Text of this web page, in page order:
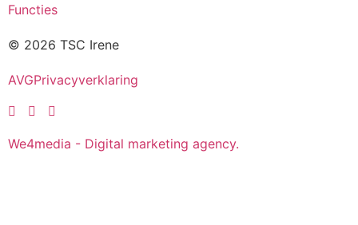
Functies
© 2026 TSC Irene
AVGPrivacyverklaring
We4media - Digital marketing agency.